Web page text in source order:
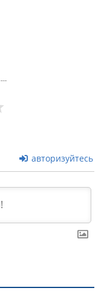
авторизуйтесь